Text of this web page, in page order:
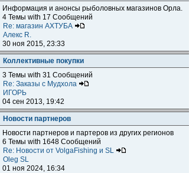
Информация и анонсы рыболовных магазинов Орла.
4 Темы with 17 Сообщений
Re: магазин АХТУБА
Алекс R.
30 ноя 2015, 23:33
Коллективные покупки
3 Темы with 31 Сообщений
Re: Заказы с Мудхола
ИГОРЬ
04 сен 2013, 19:42
Новости партнеров
Новости партнеров и партеров из других регионов
6 Темы with 1648 Сообщений
Re: Новости от VolgaFishing и SL
Oleg SL
01 ноя 2024, 16:34